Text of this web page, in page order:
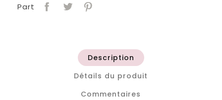
Part
Description
Détails du produit
Commentaires